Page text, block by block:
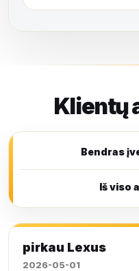
Klientų
Bendras
Iš viso
pirkau Lexus
2026-05-01